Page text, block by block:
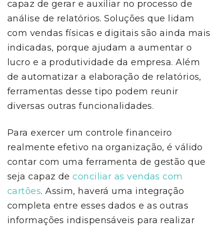
capaz de gerar e auxiliar no processo de
análise de relatórios. Soluções que lidam
com vendas físicas e digitais são ainda mais
indicadas, porque ajudam a aumentar o
lucro e a produtividade da empresa. Além
de automatizar a elaboração de relatórios,
ferramentas desse tipo podem reunir
diversas outras funcionalidades.
Para exercer um controle financeiro
realmente efetivo na organização, é válido
contar com uma ferramenta de gestão que
seja capaz deconciliar as vendas com
cartões. Assim, haverá uma integração
completa entre esses dados e as outras
informações indispensáveis para realizar